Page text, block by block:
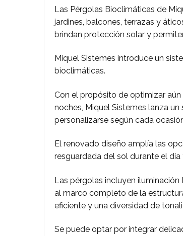
Las Pérgolas Bioclimáticas de
jardines, balcones, terrazas y
brindan protección solar y
Miquel Sistemes introduce un
bioclimáticas.
Con el propósito de optimizar
noches, Miquel Sistemes lanza
personalizarse según cada
El renovado diseño amplía las
resguardada del sol durante el
Las pérgolas incluyen
al marco completo de la
eficiente y una diversidad de
Se puede optar por integrar